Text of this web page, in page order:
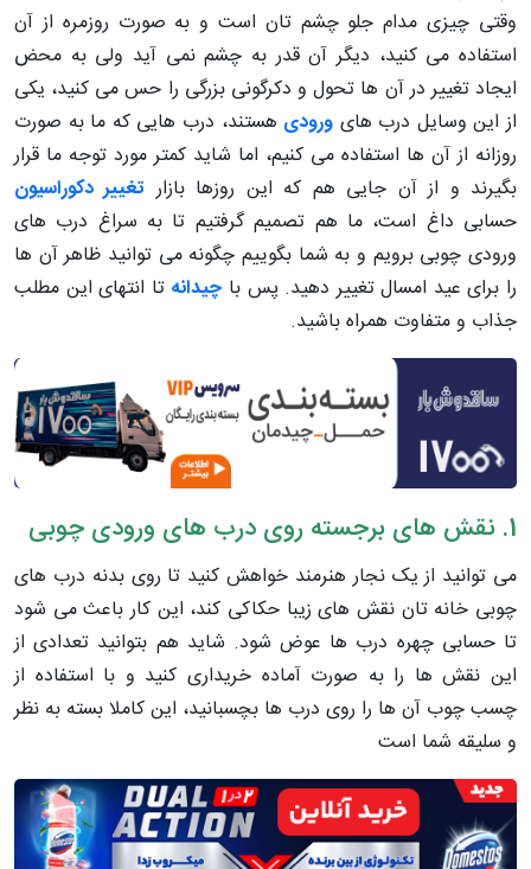
وقتی چیزی مدام جلو چشم تان است و به صورت روزمره از آن
استفاده می کنید، دیگر آن قدر به چشم نمی آید ولی به محض
ایجاد تغییر در آن ها تحول و دکرگونی بزرگی را حس می کنید، یکی
از این وسایل درب های ورودی هستند، درب هایی که ما به صورت
روزانه از آن ها استفاده می کنیم، اما شاید کمتر مورد توجه ما قرار
بگیرند و از آن جایی هم که این روزها بازار تغییر دکوراسیون
حسابی داغ است، ما هم تصمیم گرفتیم تا به سراغ درب های
ورودی چوبی برویم و به شما بگوییم چگونه می توانید ظاهر آن ها
را برای عید امسال تغییر دهید. پس با چیدانه تا انتهای این مطلب
جذاب و متفاوت همراه باشید.
1. نقش های برجسته روی درب های ورودی چوبی
می توانید از یک نجار هنرمند خواهش کنید تا روی بدنه درب های
چوبی خانه تان نقش های زیبا حکاکی کند، این کار باعث می شود
تا حسابی چهره درب ها عوض شود. شاید هم بتوانید تعدادی از
این نقش ها را به صورت آماده خریداری کنید و با استفاده از
چسب چوب آن ها را روی درب ها بچسبانید، این کاملا بسته به نظر
و سلیقه شما است